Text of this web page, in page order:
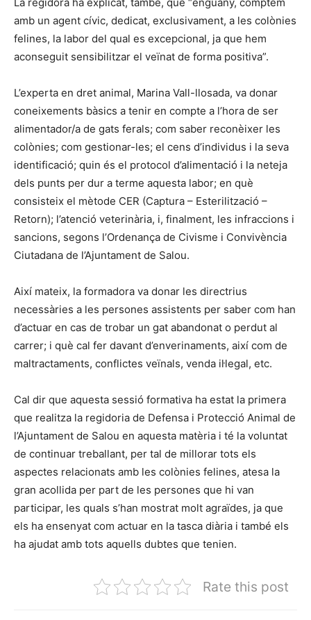
amb un agent cívic, dedicat, exclusivament, a les colònies
felines, la labor del qual es excepcional, ja que hem
aconseguit sensibilitzar el veïnat de forma positiva”.
L’experta en dret animal, Marina Vall-llosada, va donar
coneixements bàsics a tenir en compte a l’hora de ser
alimentador/a de gats ferals; com saber reconèixer les
colònies; com gestionar-les; el cens d’individus i la seva
identificació; quin és el protocol d’alimentació i la neteja
dels punts per dur a terme aquesta labor; en què
consisteix el mètode CER (Captura – Esterilització –
Retorn); l’atenció veterinària, i, finalment, les infraccions i
sancions, segons l’Ordenança de Civisme i Convivència
Ciutadana de l’Ajuntament de Salou.
Així mateix, la formadora va donar les directrius
necessàries a les persones assistents per saber com han
d’actuar en cas de trobar un gat abandonat o perdut al
carrer; i què cal fer davant d’enverinaments, així com de
maltractaments, conflictes veïnals, venda il·legal, etc.
Cal dir que aquesta sessió formativa ha estat la primera
que realitza la regidoria de Defensa i Protecció Animal de
l’Ajuntament de Salou en aquesta matèria i té la voluntat
de continuar treballant, per tal de millorar tots els
aspectes relacionats amb les colònies felines, atesa la
gran acollida per part de les persones que hi van
participar, les quals s’han mostrat molt agraïdes, ja que
els ha ensenyat com actuar en la tasca diària i també els
ha ajudat amb tots aquells dubtes que tenien.
Rate this post